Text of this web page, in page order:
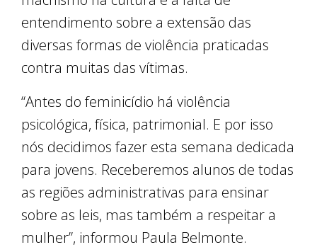
entendimento sobre a extensão das
diversas formas de violência praticadas
contra muitas das vítimas.
“Antes do feminicídio há violência
psicológica, física, patrimonial. E por isso
nós decidimos fazer esta semana dedicada
para jovens. Receberemos alunos de todas
as regiões administrativas para ensinar
sobre as leis, mas também a respeitar a
mulher”, informou Paula Belmonte.